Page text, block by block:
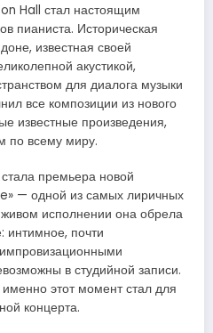
Hall стал настоящим
пианиста. Историческая
известная своей
акустикой,
для диалога музыки
все композиции из нового
известные произведения,
по всему миру.
премьера новой
— одной из самых лиричных
исполнении она обрела
интимное, почти
в студийной записи.
этот момент стал для
концерта.